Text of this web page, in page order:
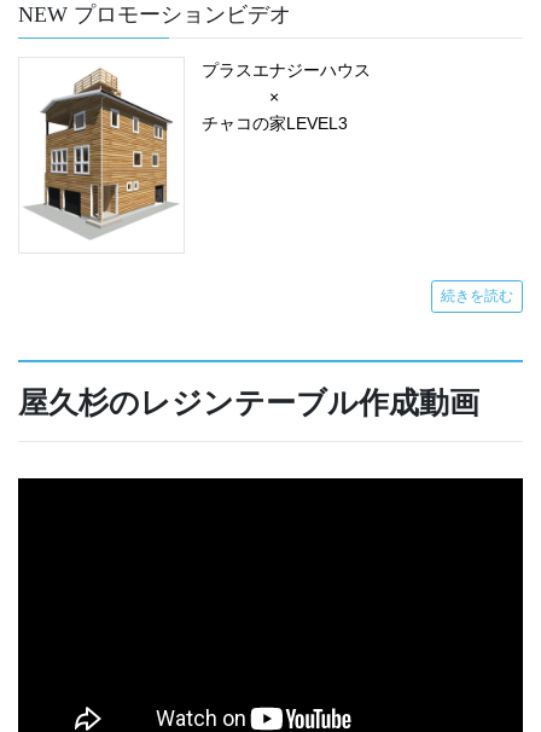
NEW プロモーションビデオ
プラスエナジーハウス
×
チャコの家LEVEL3
続きを読む
屋久杉のレジンテーブル作成動画